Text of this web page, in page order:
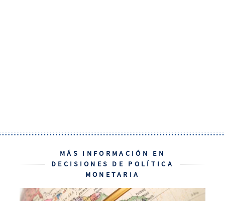
MÁS INFORMACIÓN EN
DECISIONES DE POLÍTICA
MONETARIA